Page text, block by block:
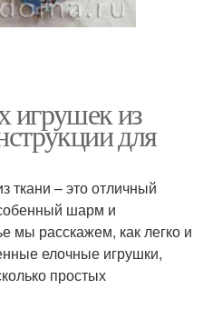
игрушек из
для
ткани – это отличный
шарм и
мы расскажем, как легко и
елочные игрушки,
простых